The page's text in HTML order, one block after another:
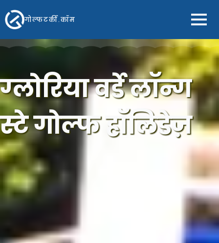
गोल्फटर्की.कॉम
ग्लोरिया वर्डे लॉन्ग
स्टे गोल्फ हॉलिडेज़